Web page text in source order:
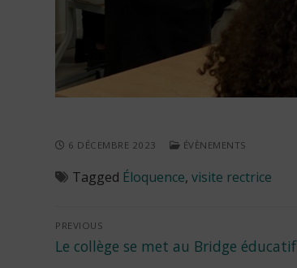
6 DÉCEMBRE 2023 ÉVÈNEMENTS
Tagged Éloquence, visite rectrice
Navigation
de
PREVIOUS
Previous
Le collège se met au Bridge éducatif